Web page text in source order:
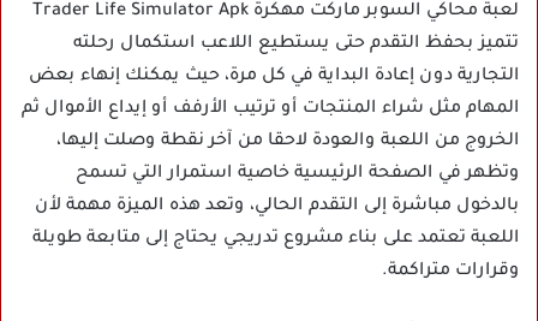
لعبة محاكي السوبر ماركت مهكرة Trader Life Simulator Apk
تتميز بحفظ التقدم حتى يستطيع اللاعب استكمال رحلته
التجارية دون إعادة البداية في كل مرة، حيث يمكنك إنهاء بعض
المهام مثل شراء المنتجات أو ترتيب الأرفف أو إيداع الأموال ثم
الخروج من اللعبة والعودة لاحقا من آخر نقطة وصلت إليها،
وتظهر في الصفحة الرئيسية خاصية استمرار التي تسمح
بالدخول مباشرة إلى التقدم الحالي، وتعد هذه الميزة مهمة لأن
اللعبة تعتمد على بناء مشروع تدريجي يحتاج إلى متابعة طويلة
وقرارات متراكمة.